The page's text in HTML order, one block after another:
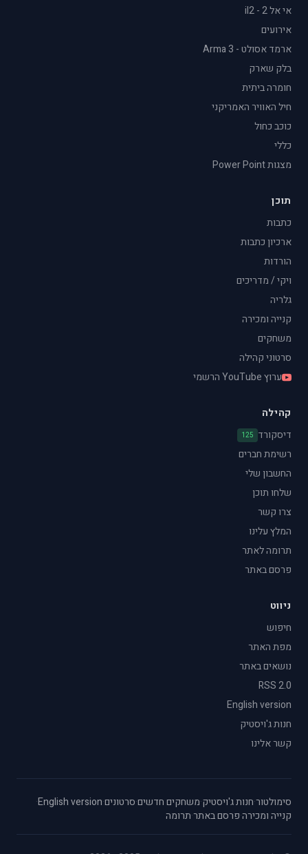
אי אל 2 - il2
אירועים
ארמד אסולט - Arma 3
בלק שארק
חומרה ביתית
חיל האוויר האמריקני
כוכב כחול
כללי
מצגות Power Point
תוכן
כתבות
ארכיון כתבות
הורדות
ויקי / מדריכים
גלריה
קנייה ומכירה
משחקים
סרטוני קהילה
ערוץ YouTube הרשמי
קהילה
דיסקורד 125
רשימת חברים
החשבון שלי
שלחו תוכן
צרו קשר
המלץ עלינו
תרומה לאתר
פרסם באתר
ניווט
חיפוש
מפת האתר
נושאים באתר
RSS 2.0
English version
חנות ג'ויסטיק
קשר אלינו
סימולטור·חנות ג'ויסטיק·משחקים חדשים·סרטונים·
English version
·
קנייה ומכירה·פרסם באתר·תרומה